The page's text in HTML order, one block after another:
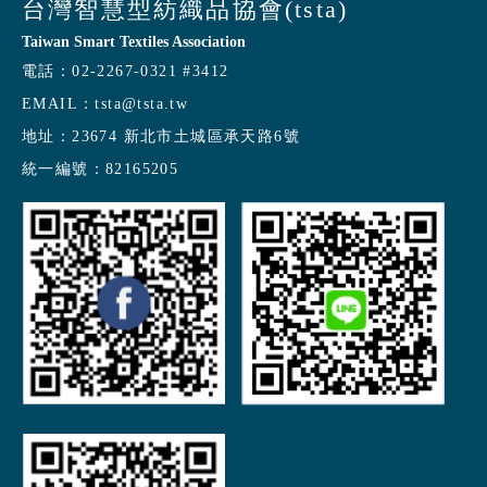
台灣智慧型紡織品協會(tsta)
Taiwan Smart Textiles Association
電話：02-2267-0321 #3412
EMAIL：tsta@tsta.tw
地址：23674 新北市土城區承天路6號
統一編號： 82165205